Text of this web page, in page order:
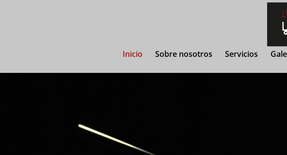
Inicio Sobre nosotros Servicios